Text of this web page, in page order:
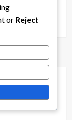
or Reject